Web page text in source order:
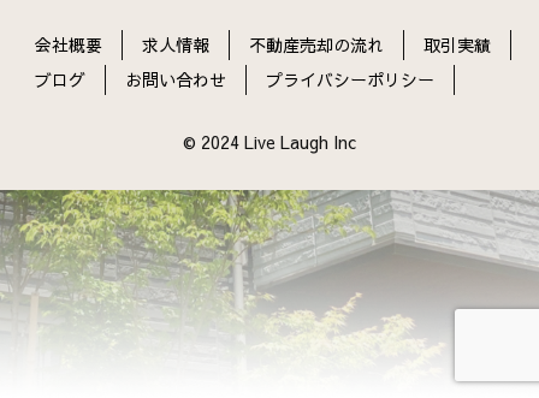
会社概要 求人情報 不動産売却の流れ
取引実績
ブログ
お問い合わせ プライバシーポリシー
© 2024 Live Laugh Inc